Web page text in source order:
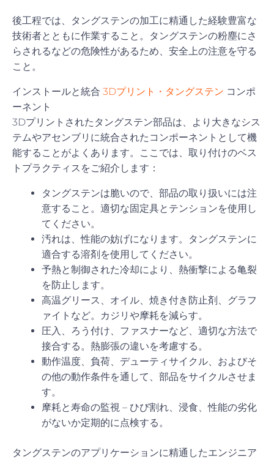
後工程では、タングステンの加工に精通した経験豊富な
技術者とともに作業すること。タングステンの粉塵にさ
らされるなどの危険性があるため、安全上の注意を守る
こと。
インストールと統合 3Dプリント・タングステン コンポ
ーネント
3Dプリントされたタングステン部品は、より大きなシス
テムやアセンブリに統合されたコンポーネントとして機
能することがよくあります。ここでは、取り付けのベス
トプラクティスをご紹介します：
タングステンは脆いので、部品の取り扱いには注
意すること。適切な固定具とテンションを使用し
てください。
汚れは、性能の妨げになります。タングステンに
適合する溶剤を使用してください。
予熱と制御された冷却により、熱衝撃による亀裂
を防止します。
高温グリース、オイル、焼き付き防止剤、グラフ
ァイトなど。カジリや摩耗を減らす。
圧入、ろう付け、ファスナーなど、適切な方法で
接合する。熱膨張の違いを考慮する。
動作温度、負荷、デューティサイクル、およびそ
の他の動作条件を通して、部品をサイクルさせま
す。
摩耗と寿命の監視 – ひび割れ、浸食、性能の劣化
がないか定期的に点検する。
タングステンのアプリケーションに精通したエンジニア